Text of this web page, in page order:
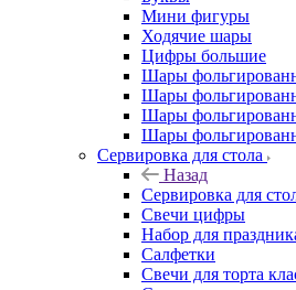
Мини фигуры
Ходячие шары
Цифры большие
Шары
Шары
Шары
Шары
Сервировка для стола
Назад
Сервировка для
Свечи цифры
Набор для
Салфетки
Свечи для торта